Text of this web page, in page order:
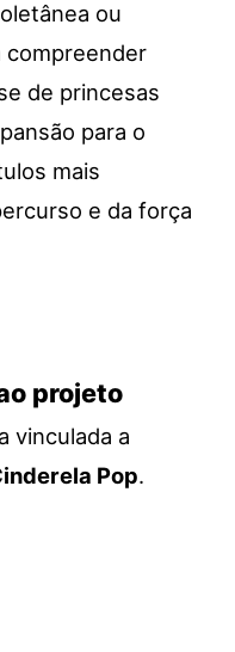
ou
compreender
de princesas
para o
mais
e da força
projeto
vinculada a
Pop.